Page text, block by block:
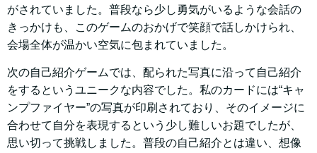
がされていました。普段なら少し勇気がいるような会話の
きっかけも、このゲームのおかげで笑顔で話しかけられ、
会場全体が温かい空気に包まれていました。
次の自己紹介ゲームでは、配られた写真に沿って自己紹介
をするというユニークな内容でした。私のカードには“キャ
ンプファイヤー”の写真が印刷されており、そのイメージに
合わせて自分を表現するという少し難しいお題でしたが、
思い切って挑戦しました。普段の自己紹介とは違い、想像